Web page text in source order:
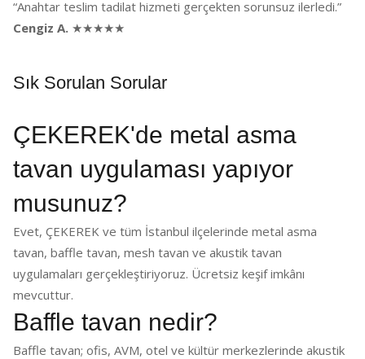
“Anahtar teslim tadilat hizmeti gerçekten sorunsuz ilerledi.”
Cengiz A. ★★★★★
Sık Sorulan Sorular
ÇEKEREK'de metal asma
tavan uygulaması yapıyor
musunuz?
Evet, ÇEKEREK ve tüm İstanbul ilçelerinde metal asma
tavan, baffle tavan, mesh tavan ve akustik tavan
uygulamaları gerçekleştiriyoruz. Ücretsiz keşif imkânı
mevcuttur.
Baffle tavan nedir?
Baffle tavan; ofis, AVM, otel ve kültür merkezlerinde akustik